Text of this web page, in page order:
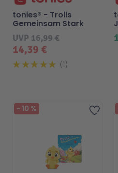
14,39 €
UVP16,99 €
tonies® - Trolls
Gemeinsam Stark
1
Zur
- 10 %